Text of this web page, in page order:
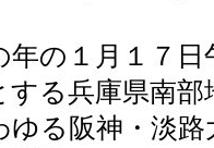
の１月１７日
する兵庫県南
る阪神・淡路